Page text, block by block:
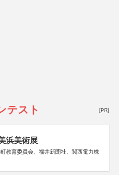
テスト [PR]
浜美術展
教育委員会、福井新聞社、関西電力株